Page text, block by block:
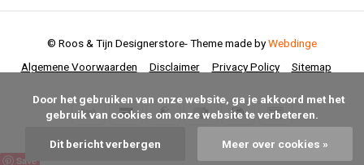
Algemene Voorwaarden Disclaimer Privacy Policy Sitemap
© Roos & Tijn Designerstore- Theme made byWebdinge
Save
gebruik van cookies om onze website te verbeteren.
Dit bericht verbergen Meer over cookies »